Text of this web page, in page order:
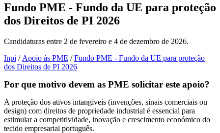
Fundo PME - Fundo da UE para proteção
dos Direitos de PI 2026
Candidaturas entre 2 de fevereiro e 4 de dezembro de 2026.
Inpi / Apoio às PME /Fundo PME - Fundo da UE para proteção
dos Direitos de PI 2026
Por que motivo devem as PME solicitar este apoio?
A proteção dos ativos intangíveis (invenções, sinais comerciais ou
design) com direitos de propriedade industrial é essencial para
estimular a competitividade, inovação e crescimento económico do
tecido empresarial português.